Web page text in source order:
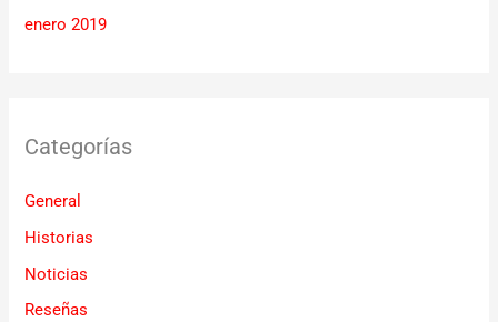
enero 2019
Categorías
General
Historias
Noticias
Reseñas